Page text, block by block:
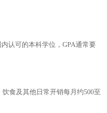
认可的本科学位，GPA通常要
食及其他日常开销每月约500至